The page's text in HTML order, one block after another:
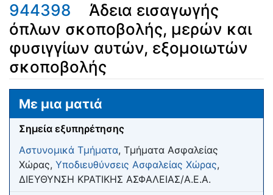
944398
Άδεια εισαγωγής
όπλων σκοποβολής, μερών και
φυσιγγίων αυτών, εξομοιωτών
σκοποβολής
Μετάβαση σε: πλοήγηση
Με μια ματιά
Σημεία εξυπηρέτησης
Αστυνομικά Τμήματα, Τμήματα Ασφαλείας
Χώρας, Υποδιευθύνσεις Ασφαλείας Χώρας,
ΔΙΕΥΘΥΝΣΗ ΚΡΑΤΙΚΗΣ ΑΣΦΑΛΕΙΑΣ/Α.Ε.Α.